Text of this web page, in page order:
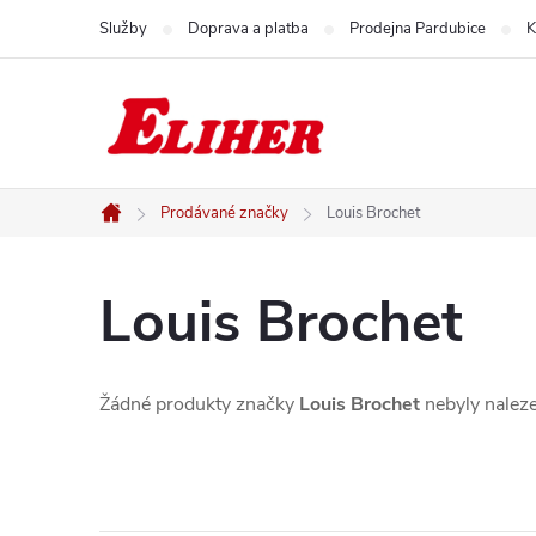
Služby Doprava a platba Prodejna Pardubice
Domů
Prodávané značky Louis Brochet
Louis Brochet
Žádné produkty značky Louis Brochet nebyly